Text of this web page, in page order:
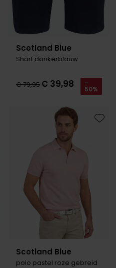
Scotland Blue
Short donkerblauw
€ 79,95€ 39,98 -
50%
aan favorieten
Scotland Blue
polo pastel roze gebreid